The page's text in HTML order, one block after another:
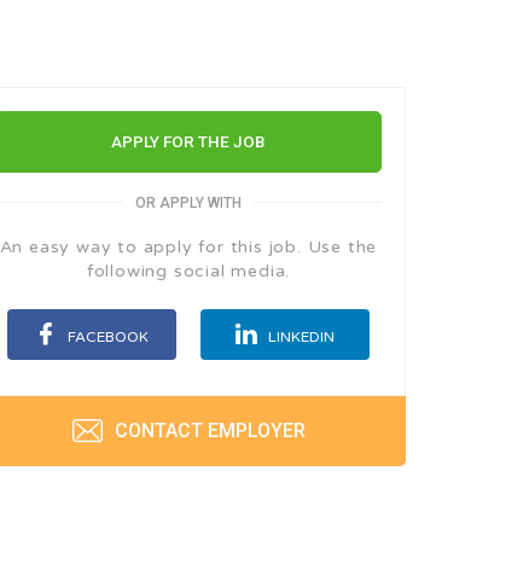
APPLY FOR THE JOB
OR APPLY WITH
An easy way to apply for this job. Use the
following social media.
FACEBOOK LINKEDIN
CONTACT EMPLOYER